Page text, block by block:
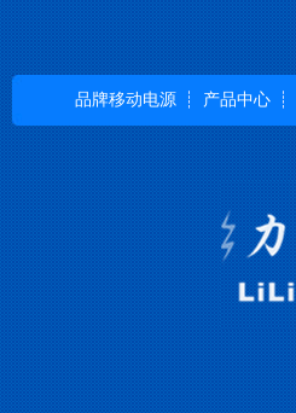
品牌移动电源 产品中心